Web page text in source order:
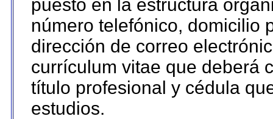
puesto en la estructura
número telefónico, domicilio
dirección de correo
currículum vitae que deberá
título profesional y cédula
estudios.